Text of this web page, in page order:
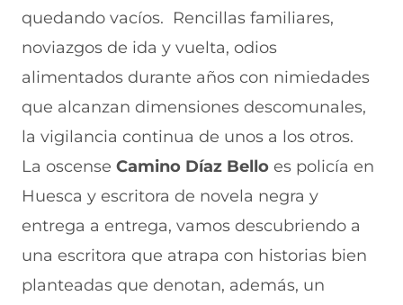
quedando vacíos. Rencillas familiares,
noviazgos de ida y vuelta, odios
alimentados durante años con nimiedades
que alcanzan dimensiones descomunales,
la vigilancia continua de unos a los otros.
La oscense Camino Díaz Bello es policía en
Huesca y escritora de novela negra y
entrega a entrega, vamos descubriendo a
una escritora que atrapa con historias bien
planteadas que denotan, además, un